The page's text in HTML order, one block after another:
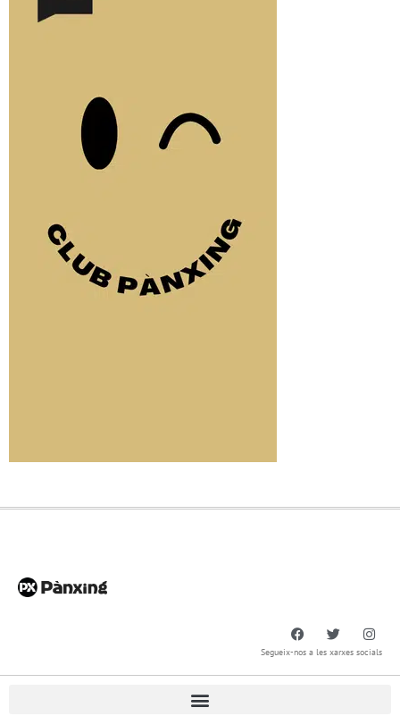
Segueix-nos a les xarxes socials